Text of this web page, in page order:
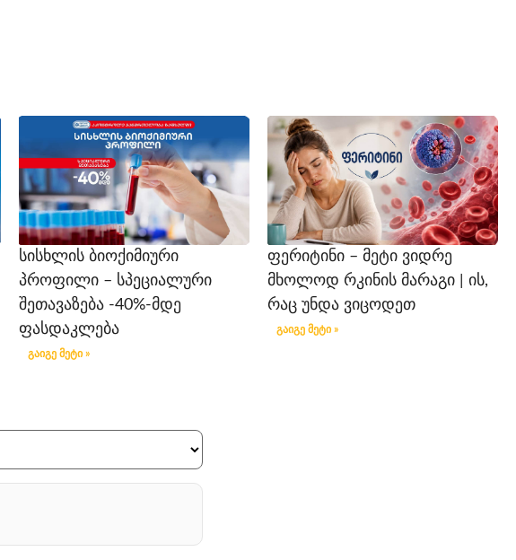
სისხლის ბიოქიმიური
პროფილი – სპეციალური
შეთავაზება -40%-მდე
ფასდაკლება
გაიგე მეტი »
ფერიტინი – მეტი ვიდრე
მხოლოდ რკინის მარაგი | ის,
რაც უნდა ვიცოდეთ
გაიგე მეტი »